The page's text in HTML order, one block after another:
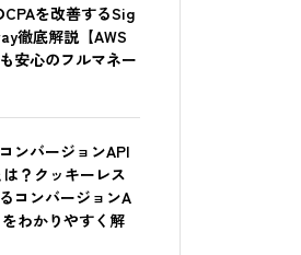
を改善するSig
徹底解説【AWS
安心のフルマネー
ンバージョンAPI
は？クッキーレス
コンバージョンA
わかりやすく解